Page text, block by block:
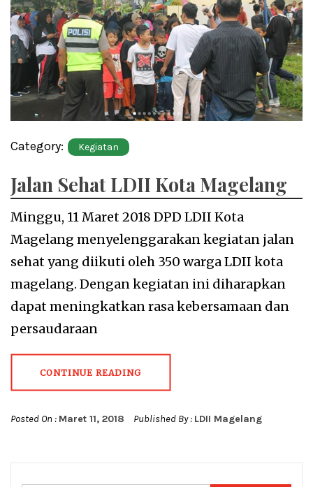
Category: Kegiatan
Jalan Sehat LDII Kota Magelang
Minggu, 11 Maret 2018 DPD LDII Kota
Magelang menyelenggarakan kegiatan jalan
sehat yang diikuti oleh 350 warga LDII kota
magelang. Dengan kegiatan ini diharapkan
dapat meningkatkan rasa kebersamaan dan
persaudaraan
CONTINUE READING
Posted On : Maret 11, 2018 Published By : LDII Magelang